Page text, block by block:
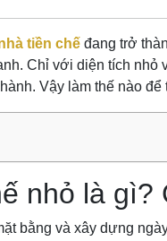
tiền chế đang trở
Chỉ với diện tích
Vậy làm thế nào
nhỏ là
bằng và xây dựng